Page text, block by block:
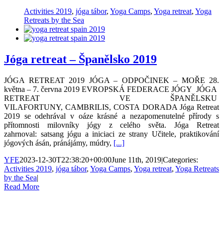
Activities 2019, jóga tábor, Yoga Camps, Yoga retreat, Yoga
Retreats by the Sea
Jóga retreat – Španělsko 2019
JÓGA RETREAT 2019 JÓGA – ODPOČINEK – MOŘE 28.
května – 7. června 2019 EVROPSKÁ FEDERACE JÓGY JÓGA
RETREAT VE ŠPANĚLSKU
VILAFORTUNY, CAMBRILIS, COSTA DORADA Jóga Retreat
2019 se odehrával v oáze krásné a nezapomenutelné přírody s
přítomnosti milovníky jógy z celého světa. Jóga Retreat
zahrnoval: satsang jógu a iniciaci ze strany Učitele, praktikování
jógových ásán, pránájámy, múdry, [...]
YFE2023-12-30T22:38:20+00:00June 11th, 2019|Categories:
Activities 2019, jóga tábor, Yoga Camps, Yoga retreat, Yoga Retreats
by the Sea|
Read More